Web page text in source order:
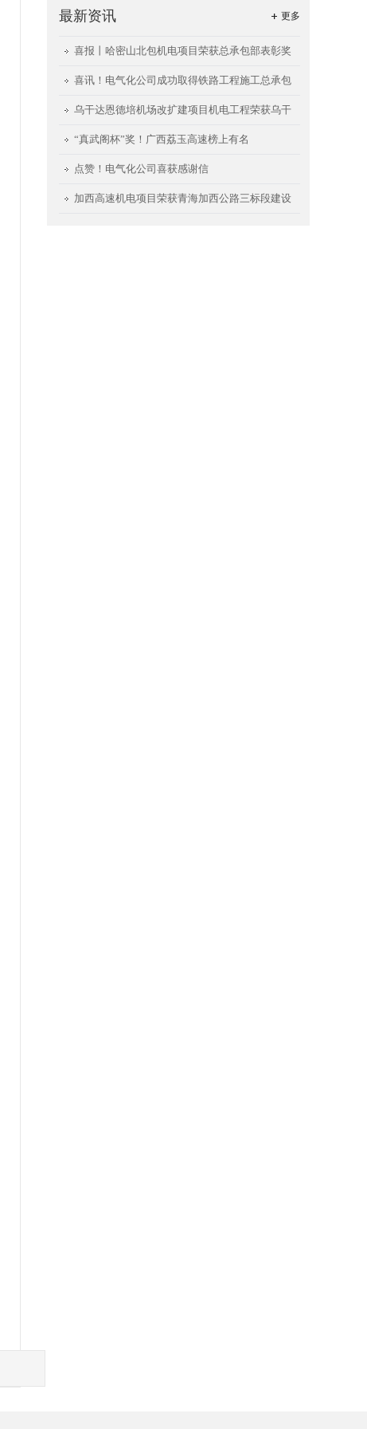
更多
最新资讯
喜报丨哈密山北包机电项目荣获总承包部表彰奖
励
喜讯！电气化公司成功取得铁路工程施工总承包
二级资质
乌干达恩德培机场改扩建项目机电工程荣获乌干
达民航局颁发的 “2023年安全生产卓越奖”
“真武阁杯”奖！广西荔玉高速榜上有名
点赞！电气化公司喜获感谢信
加西高速机电项目荣获青海加西公路三标段建设